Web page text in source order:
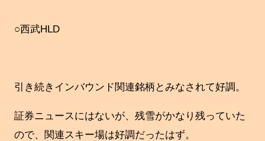
○西武HLD
引き続きインバウンド関連銘柄とみなされて好調。
証券ニュースにはないが、残雪がかなり残っていた
ので、関連スキー場は好調だったはず。